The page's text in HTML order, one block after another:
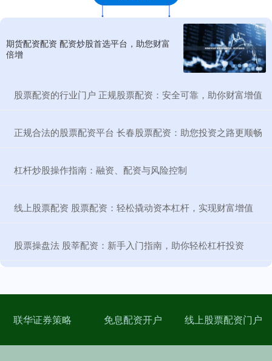
期货配资配资 配资炒股首选平台，助您财富
倍增
​股票配资的行业门户 正规股票配资：安全可靠，助你财富增值
​正规合法的股票配资平台 长春股票配资：助您投资之路更顺畅
​杠杆炒股操作指南：融资、配资与风险控制
​线上股票配资 股票配资：轻松撬动资本杠杆，实现财富增值
​股票操盘法 股莘配资：新手入门指南，助你轻松杠杆投资
联华证券策略 免息配资开户 线上股票配资门户